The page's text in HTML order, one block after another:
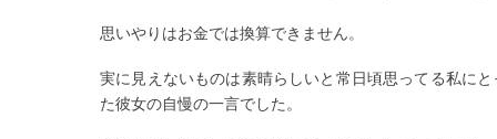
思いやりはお金では換算できません。
実に見えないものは素晴らしいと常日頃思ってる私に
た彼女の自慢の一言でした。